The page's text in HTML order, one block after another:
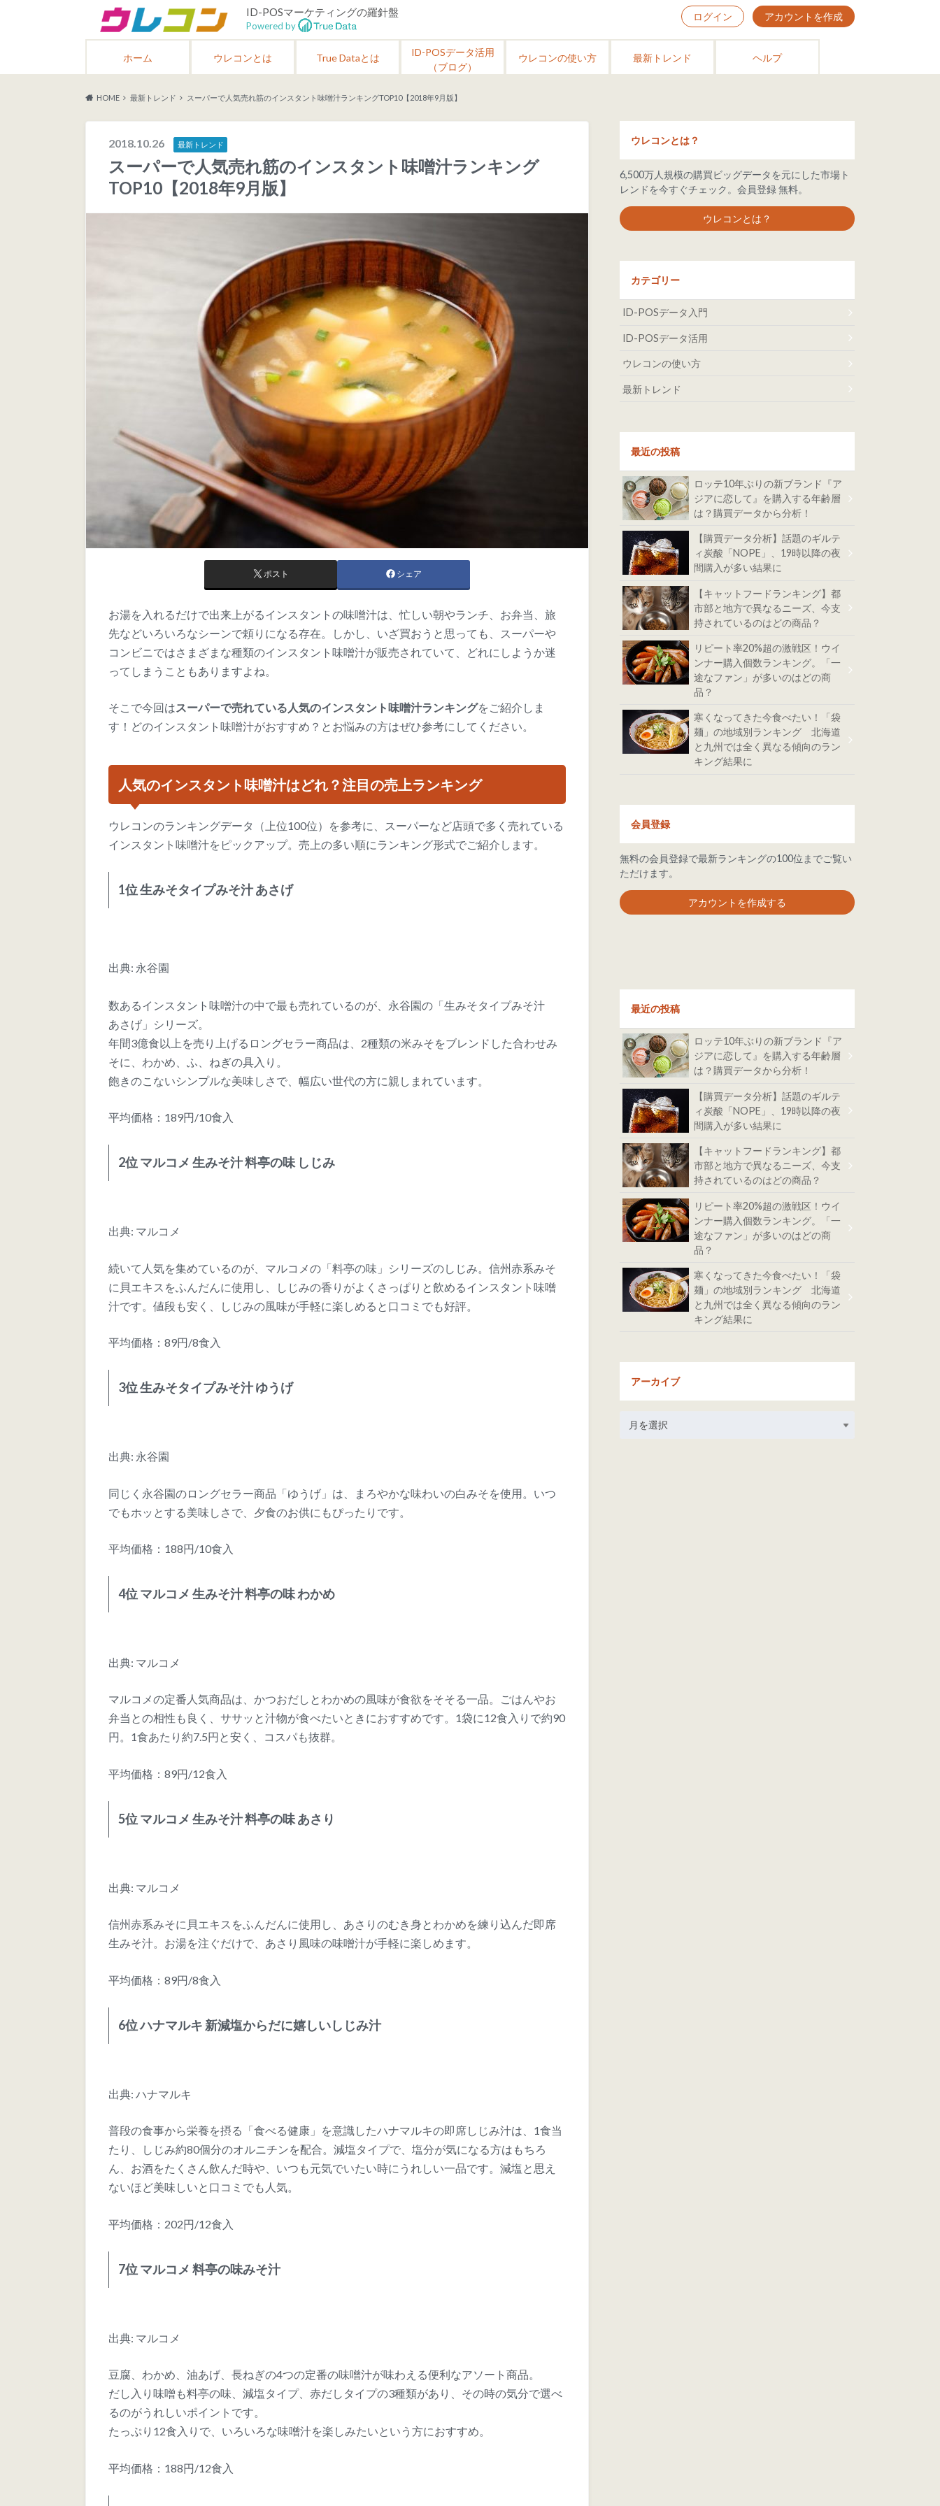
ID-POSマーケティングの羅針盤
Powered by
ログイン アカウントを作成
ホーム ウレコンとは True Dataとは
ID-POSデータ活用
（ブログ）
ウレコンの使い方 最新トレンド ヘルプ
HOME 最新トレンド スーパーで人気売れ筋のインスタント味噌汁ランキングTOP10【2018年9月版】
2018.10.26 最新トレンド
スーパーで人気売れ筋のインスタント味噌汁ランキング
TOP10【2018年9月版】
ポスト シェア
お湯を入れるだけで出来上がるインスタントの味噌汁は、忙しい朝やランチ、お弁当、旅
先などいろいろなシーンで頼りになる存在。しかし、いざ買おうと思っても、スーパーや
コンビニではさまざまな種類のインスタント味噌汁が販売されていて、どれにしようか迷
ってしまうこともありますよね。
そこで今回はスーパーで売れている人気のインスタント味噌汁ランキングをご紹介しま
す！どのインスタント味噌汁がおすすめ？とお悩みの方はぜひ参考にしてください。
人気のインスタント味噌汁はどれ？注目の売上ランキング
ウレコンのランキングデータ（上位100位）を参考に、スーパーなど店頭で多く売れている
インスタント味噌汁をピックアップ。売上の多い順にランキング形式でご紹介します。
1位 生みそタイプみそ汁 あさげ
出典: 永谷園
数あるインスタント味噌汁の中で最も売れているのが、永谷園の「生みそタイプみそ汁
あさげ」シリーズ。
年間3億食以上を売り上げるロングセラー商品は、2種類の米みそをブレンドした合わせみ
そに、わかめ、ふ、ねぎの具入り。
飽きのこないシンプルな美味しさで、幅広い世代の方に親しまれています。
平均価格：189円/10食入
2位 マルコメ 生みそ汁 料亭の味 しじみ
出典: マルコメ
続いて人気を集めているのが、マルコメの「料亭の味」シリーズのしじみ。信州赤系みそ
に貝エキスをふんだんに使用し、しじみの香りがよくさっぱりと飲めるインスタント味噌
汁です。値段も安く、しじみの風味が手軽に楽しめると口コミでも好評。
平均価格：89円/8食入
3位 生みそタイプみそ汁 ゆうげ
出典: 永谷園
同じく永谷園のロングセラー商品「ゆうげ」は、まろやかな味わいの白みそを使用。いつ
でもホッとする美味しさで、夕食のお供にもぴったりです。
平均価格：188円/10食入
4位 マルコメ 生みそ汁 料亭の味 わかめ
出典: マルコメ
マルコメの定番人気商品は、かつおだしとわかめの風味が食欲をそそる一品。ごはんやお
弁当との相性も良く、ササッと汁物が食べたいときにおすすめです。1袋に12食入りで約90
円。1食あたり約7.5円と安く、コスパも抜群。
平均価格：89円/12食入
5位 マルコメ 生みそ汁 料亭の味 あさり
出典: マルコメ
信州赤系みそに貝エキスをふんだんに使用し、あさりのむき身とわかめを練り込んだ即席
生みそ汁。お湯を注ぐだけで、あさり風味の味噌汁が手軽に楽しめます。
平均価格：89円/8食入
6位 ハナマルキ 新減塩からだに嬉しいしじみ汁
出典: ハナマルキ
普段の食事から栄養を摂る「食べる健康」を意識したハナマルキの即席しじみ汁は、1食当
たり、しじみ約80個分のオルニチンを配合。減塩タイプで、塩分が気になる方はもちろ
ん、お酒をたくさん飲んだ時や、いつも元気でいたい時にうれしい一品です。減塩と思え
ないほど美味しいと口コミでも人気。
平均価格：202円/12食入
7位 マルコメ 料亭の味みそ汁
出典: マルコメ
豆腐、わかめ、油あげ、長ねぎの4つの定番の味噌汁が味わえる便利なアソート商品。
だし入り味噌も料亭の味、減塩タイプ、赤だしタイプの3種類があり、その時の気分で選べ
るのがうれしいポイントです。
たっぷり12食入りで、いろいろな味噌汁を楽しみたいという方におすすめ。
平均価格：188円/12食入
ウレコンとは？
6,500万人規模の購買ビッグデータを元にした市場ト
レンドを今すぐチェック。会員登録 無料。
ウレコンとは？
カテゴリー
ID-POSデータ入門
ID-POSデータ活用
ウレコンの使い方
最新トレンド
最近の投稿
ロッテ10年ぶりの新ブランド『ア
ジアに恋して』を購入する年齢層
は？購買データから分析！
【購買データ分析】話題のギルテ
ィ炭酸「NOPE」、19時以降の夜
間購入が多い結果に
【キャットフードランキング】都
市部と地方で異なるニーズ、今支
持されているのはどの商品？
リピート率20%超の激戦区！ウイ
ンナー購入個数ランキング。「一
途なファン」が多いのはどの商
品？
寒くなってきた今食べたい！「袋
麺」の地域別ランキング 北海道
と九州では全く異なる傾向のラン
キング結果に
会員登録
無料の会員登録で最新ランキングの100位までご覧い
ただけます。
アカウントを作成する
最近の投稿
ロッテ10年ぶりの新ブランド『ア
ジアに恋して』を購入する年齢層
は？購買データから分析！
【購買データ分析】話題のギルテ
ィ炭酸「NOPE」、19時以降の夜
間購入が多い結果に
【キャットフードランキング】都
市部と地方で異なるニーズ、今支
持されているのはどの商品？
リピート率20%超の激戦区！ウイ
ンナー購入個数ランキング。「一
途なファン」が多いのはどの商
品？
寒くなってきた今食べたい！「袋
麺」の地域別ランキング 北海道
と九州では全く異なる傾向のラン
キング結果に
アーカイブ